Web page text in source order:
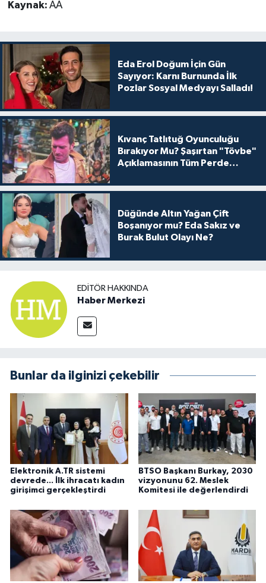
Kaynak: AA
Eda Erol Doğum İçin Gün
Sayıyor: Karnı Burnunda İlk
Pozlar Sosyal Medyayı Salladı!
Kıvanç Tatlıtuğ Oyunculuğu
Bırakıyor Mu? Şaşırtan "Tövbe"
Açıklamasının Tüm Perde
Düğünde Altın Yağan Çift
Boşanıyor mu? Eda Sakız ve
Burak Bulut Olayı Ne?
EDITÖR HAKKINDA
Haber Merkezi
Bunlar da ilginizi çekebilir
Elektronik A.TR sistemi
devrede... İlk ihracatı kadın
girişimci gerçekleştirdi
BTSO Başkanı Burkay, 2030
vizyonunu 62. Meslek
Komitesi ile değerlendirdi